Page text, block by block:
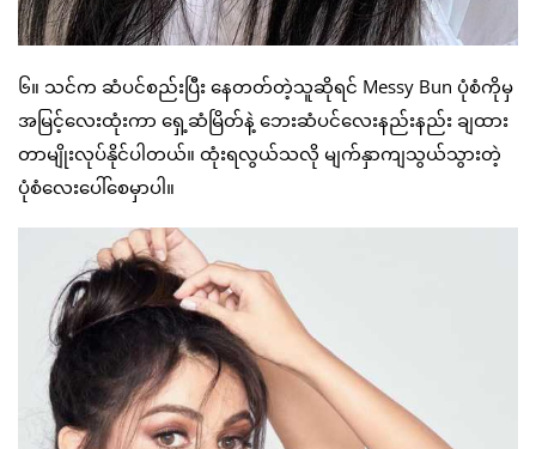
၆။ သင်က ဆံပင်စည်းပြီး နေတတ်တဲ့သူဆိုရင် Messy Bun ပုံစံကိုမှ
အမြင့်လေးထုံးကာ ရှေ့ဆံမြိတ်နဲ့ ဘေးဆံပင်လေးနည်းနည်း ချထား
တာမျိုးလုပ်နိုင်ပါတယ်။ ထုံးရလွယ်သလို မျက်နှာကျသွယ်သွားတဲ့
ပုံစံလေးပေါ်စေမှာပါ။